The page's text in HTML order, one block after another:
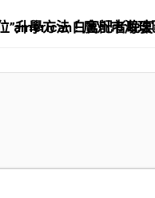
”升學方法！廣州市海
american白宮記者晚